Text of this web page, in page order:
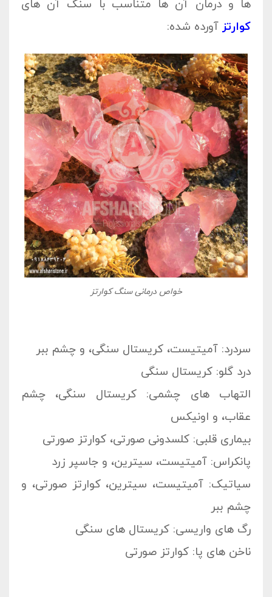
ها و درمان آن ها متناسب با سنگ آن های
کوارتز آورده شده:
خواص درمانی سنگ کوارتز
سردرد: آمیتیست، کریستال سنگی، و چشم ببر
درد گلو: کریستال سنگی
التهاب های چشمی: کریستال سنگی، چشم
عقاب، و اونیکس
بیماری قلبی: کلسدونی صورتی، کوارتز صورتی
پانکراس: آمیتیست، سیترین، و جاسپر زرد
سیاتیک: آمیتیست، سیترین، کوارتز صورتی، و
چشم ببر
رگ های واریسی: کریستال های سنگی
ناخن های پا: کوارتز صورتی